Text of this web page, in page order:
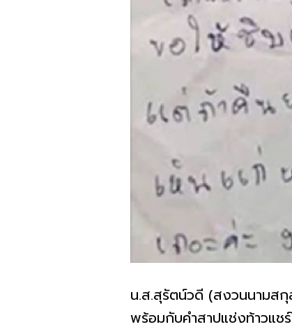
น.ส.สุรัตน์วดี (สงวนนามส
พร้อมกับคำสาปแช่งท้าวแช